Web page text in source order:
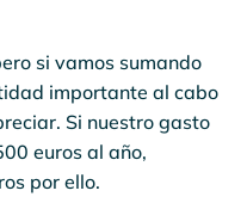
si vamos sumando
importante al cabo
Si nuestro gasto
euros al año,
por ello.